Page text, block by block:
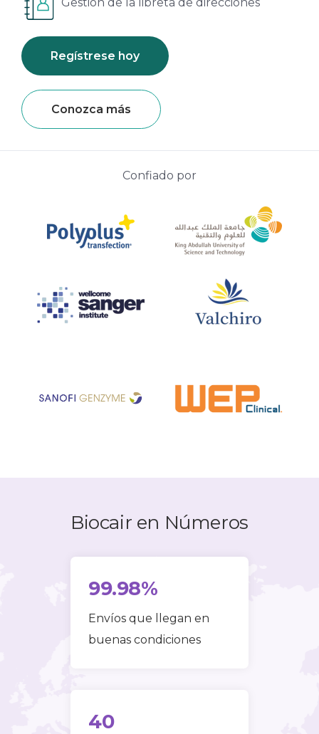
Regístrese hoy
Conozca más
Confiado por
Biocair en Números
99.98%
Envíos que llegan en
buenas condiciones
40